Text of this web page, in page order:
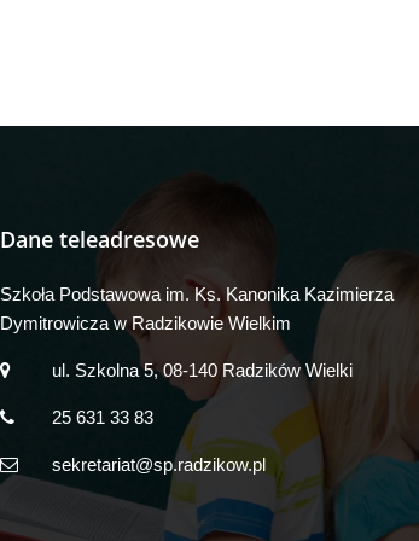
Dane teleadresowe
Szkoła Podstawowa im. Ks. Kanonika Kazimierza
Dymitrowicza w Radzikowie Wielkim
ul. Szkolna 5, 08-140 Radzików Wielki
25 631 33 83
sekretariat@sp.radzikow.pl